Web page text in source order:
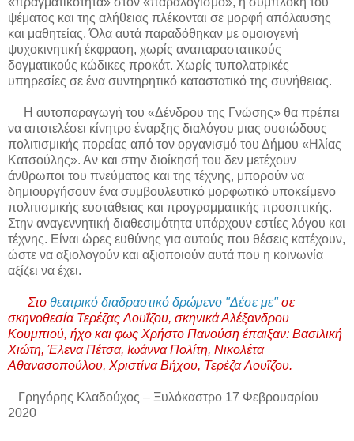
ψέματος και της αλήθειας πλέκονται σε μορφή απόλαυσης
και μαθητείας. Όλα αυτά παραδόθηκαν με ομοιογενή
ψυχοκινητική έκφραση, χωρίς αναπαραστατικούς
δογματικούς κώδικες προκάτ. Χωρίς τυπολατρικές
υπηρεσίες σε ένα συντηρητικό καταστατικό της συνήθειας.
Η αυτοπαραγωγή του «Δένδρου της Γνώσης» θα πρέπει
να αποτελέσει κίνητρο έναρξης διαλόγου μιας ουσιώδους
πολιτισμικής πορείας από τον οργανισμό του Δήμου «Ηλίας
Κατσούλης». Αν και στην διοίκησή του δεν μετέχουν
άνθρωποι του πνεύματος και της τέχνης, μπορούν να
δημιουργήσουν ένα συμβουλευτικό μορφωτικό υποκείμενο
πολιτισμικής ευστάθειας και προγραμματικής προοπτικής.
Στην αναγεννητική διαθεσιμότητα υπάρχουν εστίες λόγου και
τέχνης. Είναι ώρες ευθύνης για αυτούς που θέσεις κατέχουν,
ώστε να αξιολογούν και αξιοποιούν αυτά που η κοινωνία
αξίζει να έχει.
Στο θεατρικό διαδραστικό δρώμενο "Δέσε με"σε
σκηνοθεσία Τερέζας Λουΐζου, σκηνικά Αλέξανδρου
Κουμπιού, ήχο και φως Χρήστο Πανούση έπαιξαν: Βασιλική
Χιώτη, Έλενα Πέτσα, Ιωάννα Πολίτη, Νικολέτα
Αθανασοπούλου, Χριστίνα Βήχου, Τερέζα Λουΐζου.
Γρηγόρης Κλαδούχος – Ξυλόκαστρο 17 Φεβρουαρίου
2020